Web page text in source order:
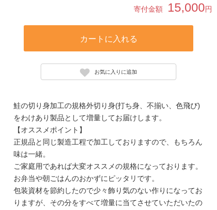
寄付金額 15,000円
カートに入れる
お気に入りに追加
鮭の切り身加工の規格外切り身(打ち身、不揃い、色飛び)
をわけあり製品として増量してお届けします。
【オススメポイント】
正規品と同じ製造工程で加工しておりますので、もちろん
味は一緒。
ご家庭用であれば大変オススメの規格になっております。
お弁当や朝ごはんのおかずにピッタリです。
包装資材を節約したので少々飾り気のない作りになってお
りますが、その分をすべて増量に当てさせていただいたの